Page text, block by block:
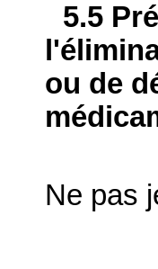
5.5
ou de
Ne pas